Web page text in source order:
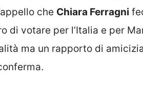
che Chiara Ferragni
di votare per l’Italia e per
ma un rapporto di